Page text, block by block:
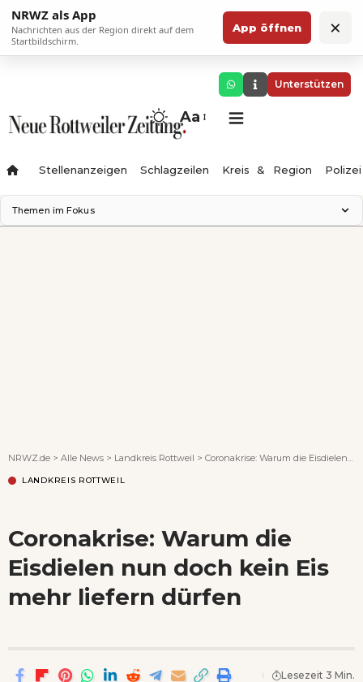
NRWZ als App
Nachrichten aus der Region direkt auf dem
Startbildschirm.
App öffnen ×
Unterstützen
Aa
Stellenanzeigen Schlagzeilen Kreis & Region Polizei
Themen im Fokus
NRWZ.de > Alle News > Landkreis Rottweil > Coronakrise: Warum die Eisdielen nun doch kein Eis mehr liefern dürfen
LANDKREIS ROTTWEIL
Coronakrise: Warum die
Eisdielen nun doch kein Eis
mehr liefern dürfen
Lesezeit 3 Min.